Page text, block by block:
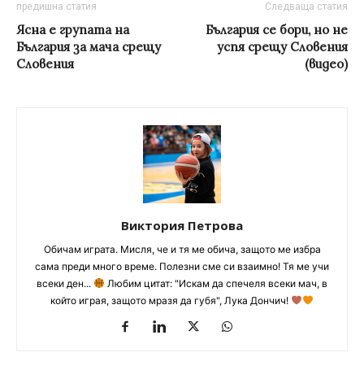
предишна статия
Ясна е групата на
България за мача срещу
Словения
Следваща статия
България се бори, но не
успя срещу Словения
(видео)
Виктория Петрова
Обичам играта. Мисля, че и тя ме обича, защото ме избра
сама преди много време. Полезни сме си взаимно! Тя ме учи
всеки ден...
Любим цитат: "Искам да спечеля всеки мач, в
който играя, защото мразя да губя", Лука Дончич!